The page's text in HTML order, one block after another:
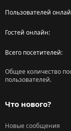
Пользователей
Гостей онлайн
Всего посетителей
Общее количество
пользователей.
Что нового?
Новые сообщения